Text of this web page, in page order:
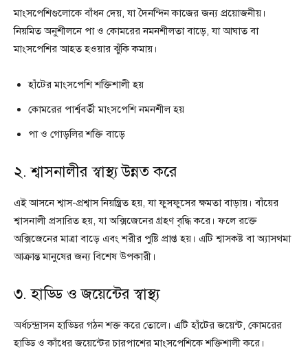
মাংসপেশিগুলোকে বাঁধন দেয়, যা দৈনন্দিন কাজের জন্য প্রয়োজনীয়।
নিয়মিত অনুশীলনে পা ও কোমরের নমনশীলতা বাড়ে, যা আঘাত বা
মাংসপেশির আহত হওয়ার ঝুঁকি কমায়।
হাঁটের মাংসপেশি শক্তিশালী হয়
কোমরের পার্শ্ববর্তী মাংসপেশি নমনশীল হয়
পা ও গোড়লির শক্তি বাড়ে
২. শ্বাসনালীর স্বাস্থ্য উন্নত করে
এই আসনে শ্বাস-প্রশ্বাস নিয়ন্ত্রিত হয়, যা ফুসফুসের ক্ষমতা বাড়ায়। বাঁয়ের
শ্বাসনালী প্রসারিত হয়, যা অক্সিজেনের গ্রহণ বৃদ্ধি করে। ফলে রক্তে
অক্সিজেনের মাত্রা বাড়ে এবং শরীর পুষ্টি প্রাপ্ত হয়। এটি শ্বাসকষ্ট বা অ্যাসথমা
আক্রান্ত মানুষের জন্য বিশেষ উপকারী।
৩. হাড্ডি ও জয়েন্টের স্বাস্থ্য
অর্ধচন্দ্রাসন হাড্ডির গঠন শক্ত করে তোলে। এটি হাঁটের জয়েন্ট, কোমরের
হাড্ডি ও কাঁধের জয়েন্টের চারপাশের মাংসপেশিকে শক্তিশালী করে।